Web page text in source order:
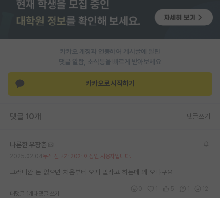
카카오 계정과 연동하여 게시글에 달린
댓글 알람, 소식등을 빠르게 받아보세요
카카오로 시작하기
댓글 10개 댓글쓰기
나른한 우장춘
누적 신고가 20개 이상인 사용자입니다.
그러니깐 돈 없으면 처음부터 오지 말라고 하는데 왜 오냐구요
대댓글 1개 대댓글 쓰기